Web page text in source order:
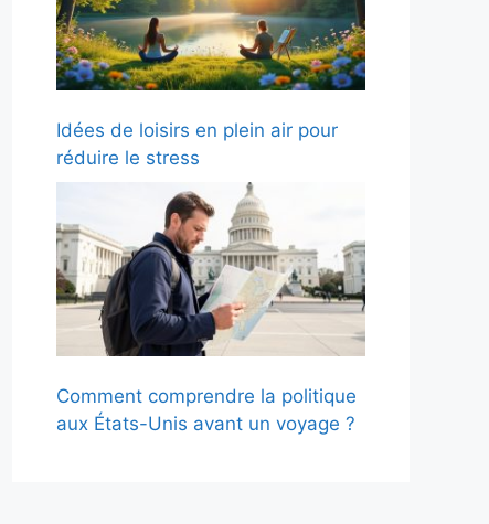
Idées de loisirs en plein air pour
réduire le stress
Comment comprendre la politique
aux États-Unis avant un voyage ?